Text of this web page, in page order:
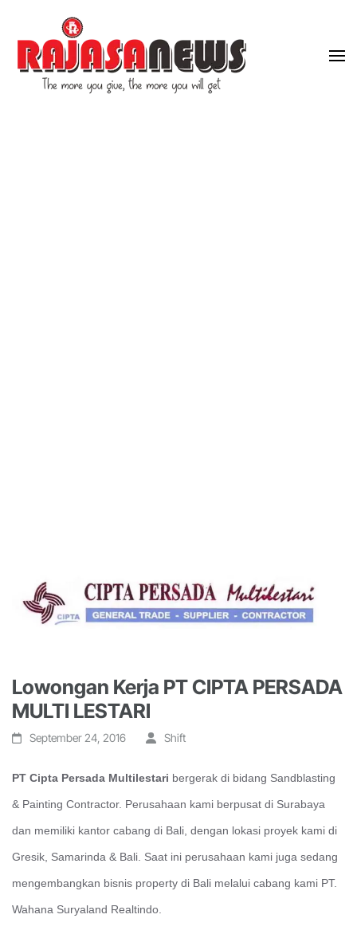
Lowongan Kerja PT CIPTA PERSADA
MULTI LESTARI
September 24, 2016 Shift
PT Cipta Persada Multilestari bergerak di bidang Sandblasting
& Painting Contractor. Perusahaan kami berpusat di Surabaya
dan memiliki kantor cabang di Bali, dengan lokasi proyek kami di
Gresik, Samarinda & Bali. Saat ini perusahaan kami juga sedang
mengembangkan bisnis property di Bali melalui cabang kami PT.
Wahana Suryaland Realtindo.